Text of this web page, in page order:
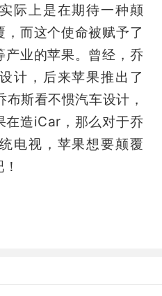
际上是在期待一种颠
而这个使命被赋予了
产业的苹果。曾经，乔
计，后来苹果推出了
斯看不惯汽车设计，
在造iCar，那么对于乔
电视，苹果想要颠覆